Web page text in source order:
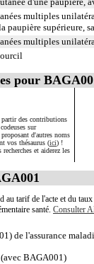
multiples
paupière supérieure,
multiples
pour
des contributions
sur
d'autres noms
vos thésaurus (ici) !
et aiderez les
au tarif de l'acte et du
santé. Consulter
de l'assurance
BAGA001)